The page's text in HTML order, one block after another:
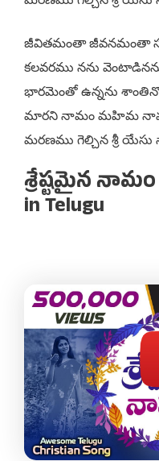
జీవితమంతా జీవనమంతా
కలవరము నను
భారమెంతో ఉన్నను
మారని నామం మహిమ
మరణము గెల్చిన శ్రీ
శ్రేష్టమైన నామం
in Telugu